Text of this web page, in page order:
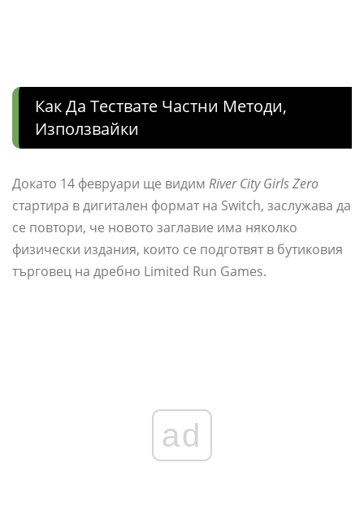
Как Да Тествате Частни Методи,
Използвайки
Докато 14 февруари ще видим River City Girls Zero
стартира в дигитален формат на Switch, заслужава да
се повтори, че новото заглавие има няколко
физически издания, които се подготвят в бутиковия
търговец на дребно Limited Run Games.
ad